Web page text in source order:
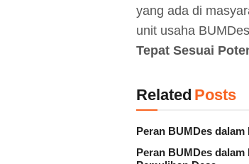
yang ada di
unit usaha
Tepat Sesuai
Related Posts
Peran BUMDes
Peran BUMDes